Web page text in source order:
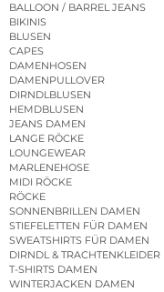
BALLOON / BARREL JEANS
BIKINIS
BLUSEN
CAPES
DAMENHOSEN
DAMENPULLOVER
DIRNDLBLUSEN
HEMDBLUSEN
JEANS DAMEN
LANGE RÖCKE
LOUNGEWEAR
MARLENEHOSE
MIDI RÖCKE
RÖCKE
SONNENBRILLEN DAMEN
STIEFELETTEN FÜR DAMEN
SWEATSHIRTS FÜR DAMEN
DIRNDL & TRACHTENKLEIDER
T-SHIRTS DAMEN
WINTERJACKEN DAMEN